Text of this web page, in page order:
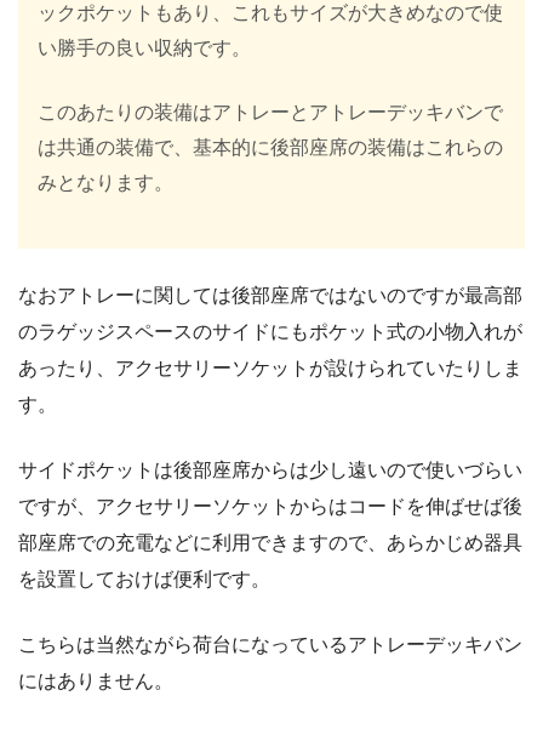
ックポケットもあり、これもサイズが大きめなので使
い勝手の良い収納です。
このあたりの装備はアトレーとアトレーデッキバンで
は共通の装備で、基本的に後部座席の装備はこれらの
みとなります。
なおアトレーに関しては後部座席ではないのですが最高部
のラゲッジスペースのサイドにもポケット式の小物入れが
あったり、アクセサリーソケットが設けられていたりしま
す。
サイドポケットは後部座席からは少し遠いので使いづらい
ですが、アクセサリーソケットからはコードを伸ばせば後
部座席での充電などに利用できますので、あらかじめ器具
を設置しておけば便利です。
こちらは当然ながら荷台になっているアトレーデッキバン
にはありません。